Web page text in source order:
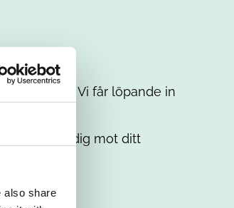
also share
inte. Vi får löpande in
matchar vi dig mot ditt